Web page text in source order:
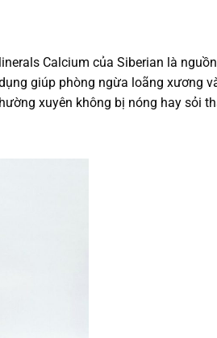
Calcium của Siberian là
giúp phòng ngừa loãng xương
xuyên không bị nóng hay sỏi